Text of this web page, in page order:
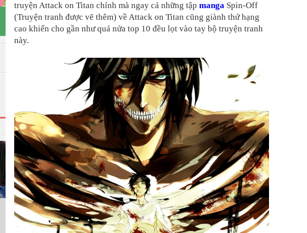
truyện Attack on Titan chính mà ngay cả những tập manga Spin-Off
(Truyện tranh được vẽ thêm) về Attack on Titan cũng giành thứ hạng
cao khiến cho gần như quá nửa top 10 đều lọt vào tay bộ truyện tranh
này.